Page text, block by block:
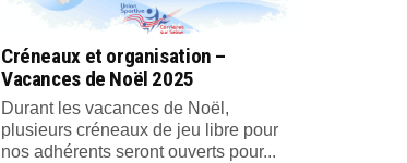
Créneaux et organisation –
Vacances de Noël 2025
Durant les vacances de Noël,
plusieurs créneaux de jeu libre pour
nos adhérents seront ouverts pour...